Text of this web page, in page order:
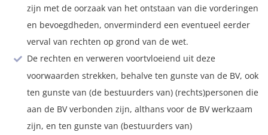
zijn met de oorzaak van het ontstaan van die vorderingen
en bevoegdheden, onverminderd een eventueel eerder
verval van rechten op grond van de wet.
De rechten en verweren voortvloeiend uit deze
voorwaarden strekken, behalve ten gunste van de BV, ook
ten gunste van (de bestuurders van) (rechts)personen die
aan de BV verbonden zijn, althans voor de BV werkzaam
zijn, en ten gunste van (bestuurders van)